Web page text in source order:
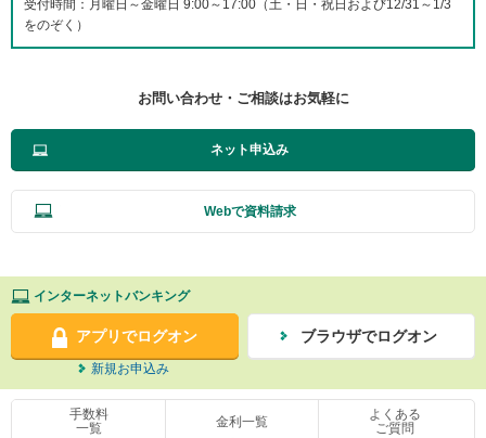
受付時間：月曜日～金曜日 9:00～17:00（土・日・祝日および12/31～1/3
をのぞく）
お問い合わせ・ご相談はお気軽に
ネット申込み
Webで資料請求
インターネットバンキング
アプリでログオン ブラウザでログオン
新規お申込み
手数料
一覧
金利一覧
よくある
ご質問